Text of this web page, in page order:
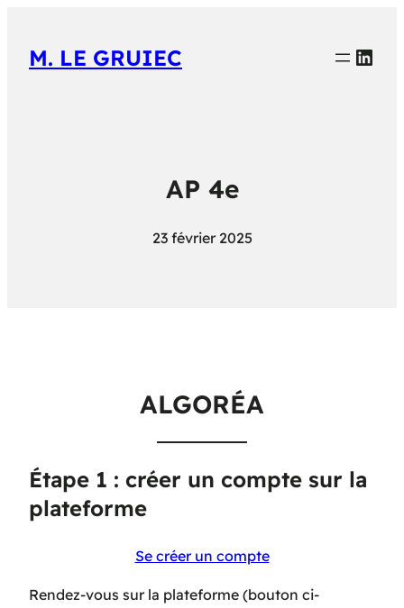
M. LE GRUIEC
AP 4e
23 février 2025
ALGORÉA
Étape 1 : créer un compte sur la
plateforme
Se créer un compte
Rendez-vous sur la plateforme (bouton ci-